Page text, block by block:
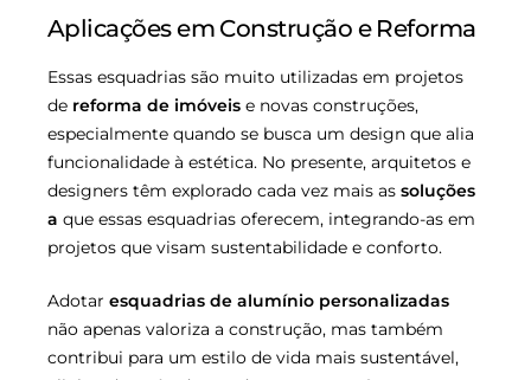
Aplicações em Construção e Reforma
Essas esquadrias são muito utilizadas em projetos
de reforma de imóveis e novas construções,
especialmente quando se busca um design que alia
funcionalidade à estética. No presente, arquitetos e
designers têm explorado cada vez mais as soluções
a que essas esquadrias oferecem, integrando-as em
projetos que visam sustentabilidade e conforto.
Adotar esquadrias de alumínio personalizadas
não apenas valoriza a construção, mas também
contribui para um estilo de vida mais sustentável,